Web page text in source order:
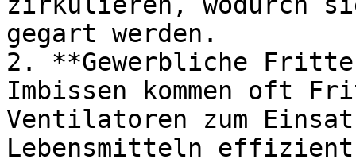
gegart werden.
2. **Gewerbliche
Imbissen kommen oft
Ventilatoren zum
Lebensmitteln